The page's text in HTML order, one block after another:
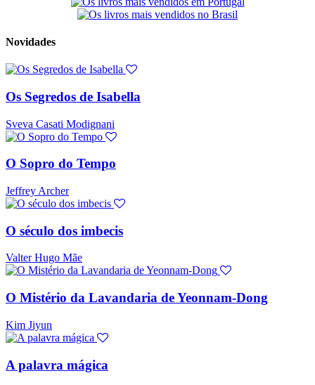
Novidades
Os Segredos de Isabella
Sveva Casati Modignani
O Sopro do Tempo
Jeffrey Archer
O século dos imbecis
Valter Hugo Mãe
O Mistério da Lavandaria de Yeonnam-Dong
Kim Jiyun
A palavra mágica